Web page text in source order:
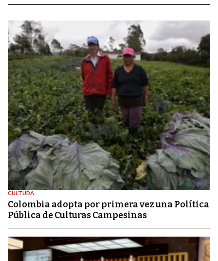
CULTURA
Colombia adopta por primera vez una Política
Pública de Culturas Campesinas